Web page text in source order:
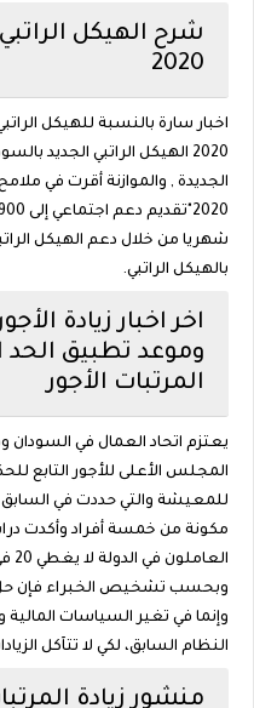
شرح الهيكل
2020
اخبار سارة بالنسبة للهيكل
الجديدة , والموازنة أقرت في
بالهيكل الراتبي.
اخر اخبار زيادة
وموعد تطبيق الحد
المرتبات الأجور
يعتزم اتحاد العمال في
المجلس الأعلى للأجور التابع
مكونة من خمسة أفراد وأكدت
وبحسب تشخيص الخبراء فإن حل
وإنما في تغير السياسات
النظام السابق، لكي لا تتآكل